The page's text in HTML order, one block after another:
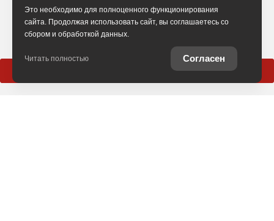
Это необходимо для полноценного функционирования
сайта. Продолжая использовать сайт, вы соглашаетесь со
сбором и обработкой данных.
Читать полностью Согласен